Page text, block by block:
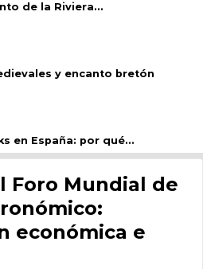
de la Riviera...
y encanto bretón
en España: por qué...
Foro Mundial de
económica e